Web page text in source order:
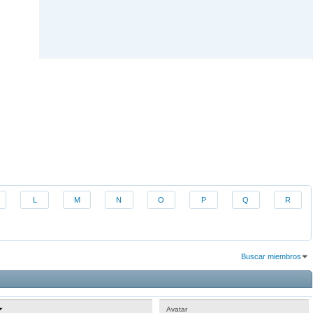
L M N O P Q R
Buscar miembros
Avatar